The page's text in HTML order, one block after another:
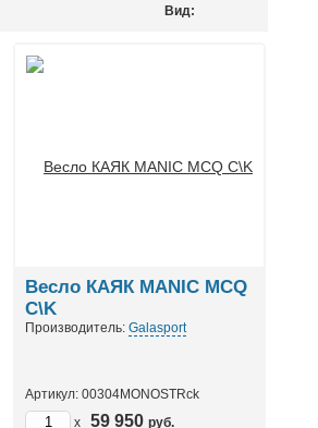
Вид:
Весло КАЯК MANIC MCQ
C\K
Производитель: Galasport
Артикул: 00304MONOSTRck
x
59 950 руб.